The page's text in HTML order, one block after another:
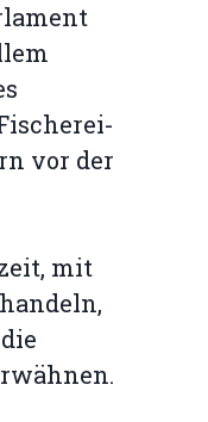
vor der
mit